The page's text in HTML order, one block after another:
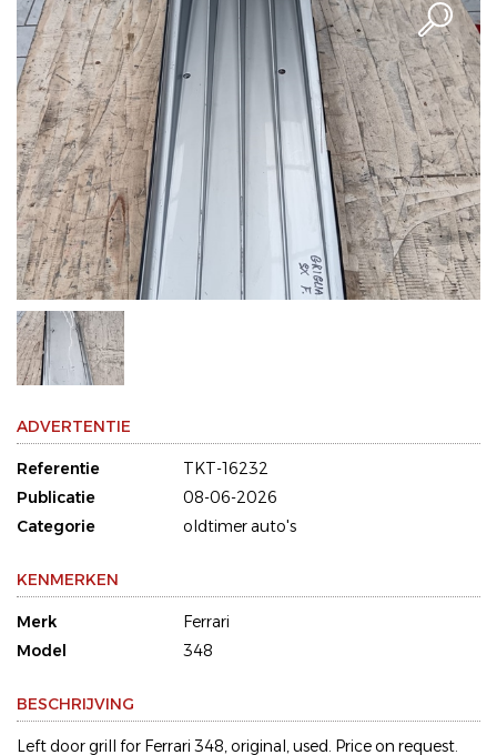
ADVERTENTIE
Referentie
TKT-16232
Publicatie
08-06-2026
Categorie
oldtimer auto's
KENMERKEN
Merk
Ferrari
Model
348
BESCHRIJVING
Left door grill for Ferrari 348, original, used. Price on request.